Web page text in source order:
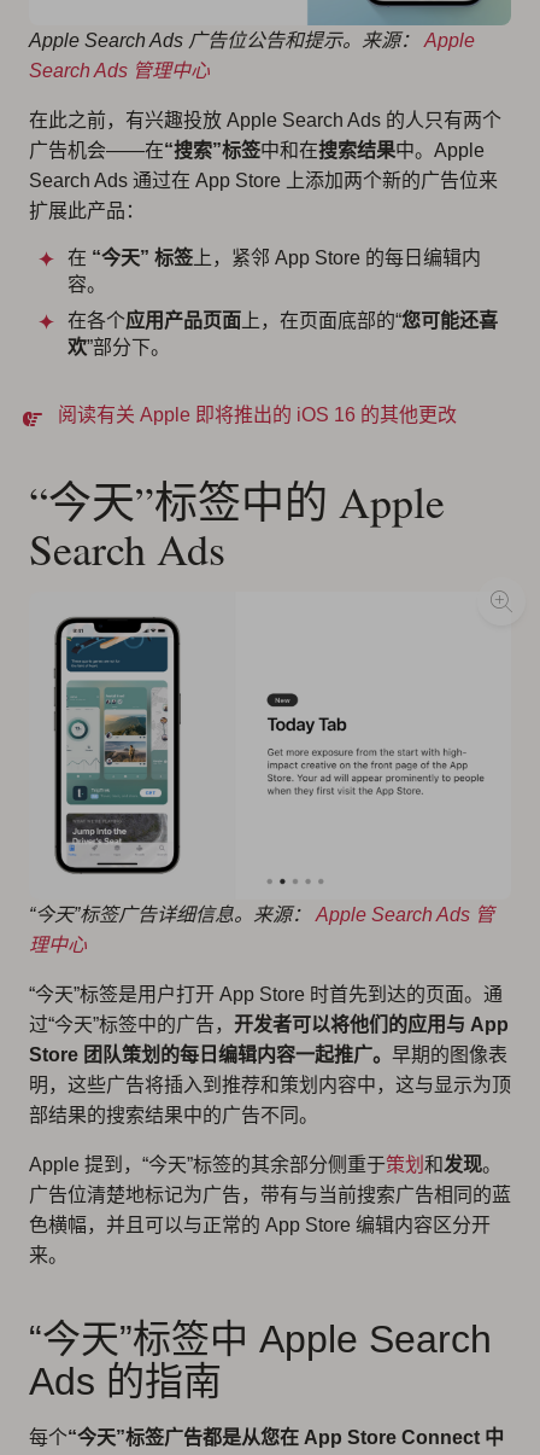
Apple Search Ads 广告位公告和提示。来源： Apple
Search Ads 管理中心
在此之前，有兴趣投放 Apple Search Ads 的人只有两个
广告机会——在“搜索”标签中和在搜索结果中。Apple
Search Ads 通过在 App Store 上添加两个新的广告位来
扩展此产品：
在 “今天” 标签 上，紧邻 App Store 的每日编辑内
容。
在各个应用产品页面 上，在页面底部的“您可能还喜
欢”部分下。
阅读有关 Apple 即将推出的 iOS 16 的其他更改
“今天”标签中的 Apple
Search Ads
“今天”标签广告详细信息。来源： Apple Search Ads 管
理中心
“今天”标签是用户打开 App Store 时首先到达的页面。通
过“今天”标签中的广告， 开发者可以将他们的应用与 App
Store 团队策划的每日编辑内容一起推广。 早期的图像表
明，这些广告将插入到推荐和策划内容中，这与显示为顶
部结果的搜索结果中的广告不同。
Apple 提到，“今天”标签的其余部分侧重于策划 和发现。
广告位清楚地标记为广告，带有与当前搜索广告相同的蓝
色横幅，并且可以与正常的 App Store 编辑内容区分开
来。
“今天”标签中 Apple Search
Ads 的指南
每个“今天”标签广告都是从您在 App Store Connect 中